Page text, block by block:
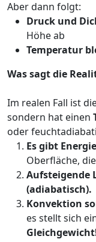
Aber dann folgt:
Druck und
Höhe ab
Temperatur
Was sagt die
Im realen Fall ist
sondern hat einen
oder
Es gibt
Oberfläche,
Aufsteigende
(adiabatisch).
Konvektion
es stellt sich